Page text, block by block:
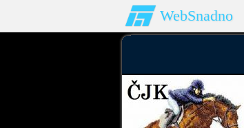
WebSnadno